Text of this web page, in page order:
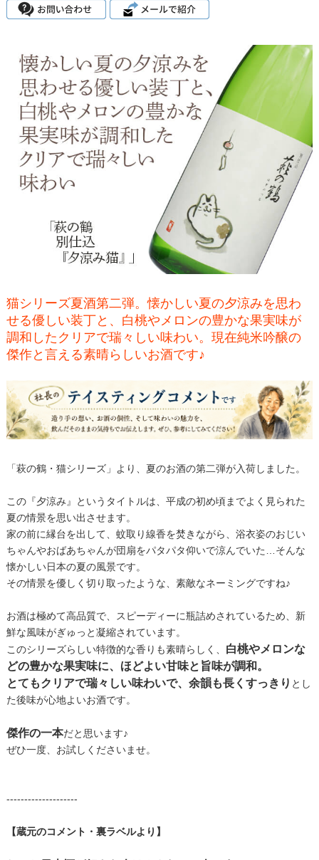
猫シリーズ夏酒第二弾。懐かしい夏の夕涼みを思わ
せる優しい装丁と、白桃やメロンの豊かな果実味が
調和したクリアで瑞々しい味わい。現在純米吟醸の
傑作と言える素晴らしいお酒です♪
「萩の鶴・猫シリーズ」より、夏のお酒の第二弾が入荷しました。
この『夕涼み』というタイトルは、平成の初め頃までよく見られた
夏の情景を思い出させます。
家の前に縁台を出して、蚊取り線香を焚きながら、浴衣姿のおじい
ちゃんやおばあちゃんが団扇をパタパタ仰いで涼んでいた…そんな
懐かしい日本の夏の風景です。
その情景を優しく切り取ったような、素敵なネーミングですね♪
お酒は極めて高品質で、スピーディーに瓶詰めされているため、新
鮮な風味がぎゅっと凝縮されています。
このシリーズらしい特徴的な香りも素晴らしく、 白桃やメロンな
どの豊かな果実味に、ほどよい甘味と旨味が調和。
とてもクリアで瑞々しい味わいで、余韻も長くすっきり とし
た後味が心地よいお酒です。
傑作の一本だと思います♪
ぜひ一度、お試しくださいませ。
--------------------
【蔵元のコメント・裏ラベルより】